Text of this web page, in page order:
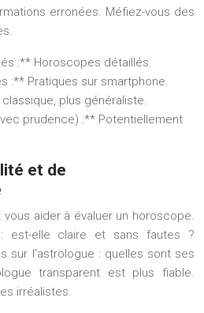
erronées. Méfiez-vous des
:** Horoscopes détaillés.
:** Pratiques sur smartphone.
plus généraliste.
prudence) :** Potentiellement
et de
aider à évaluer un horoscope.
est-elle claire et sans fautes ?
sur l’astrologue : quelles sont ses
transparent est plus fiable.
irréalistes.